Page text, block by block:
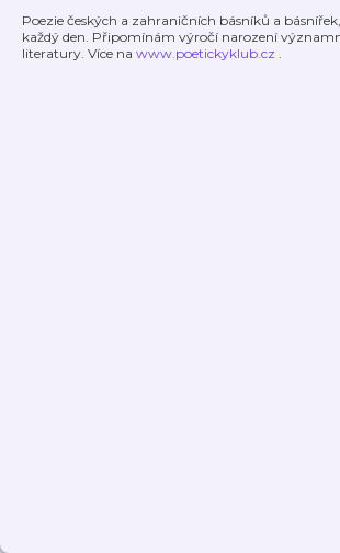
Poezie českých a zahraničních básníků a
každý den. Připomínám výročí narození
literatury. Více na www.poetickyklub.cz .